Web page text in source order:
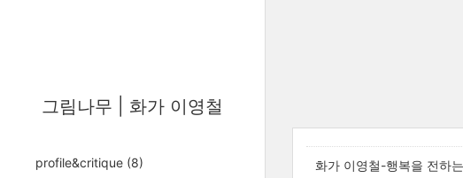
그림나무 | 화가 이영철
profile&critique (8)
화가 이영철-행복을 전하